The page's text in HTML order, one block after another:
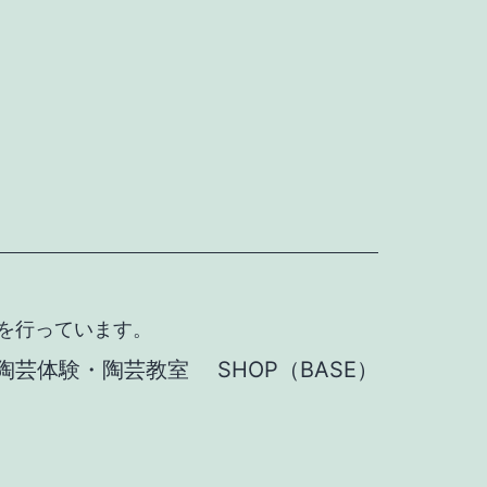
っています。
芸体験・陶芸教室 SHOP（BASE）